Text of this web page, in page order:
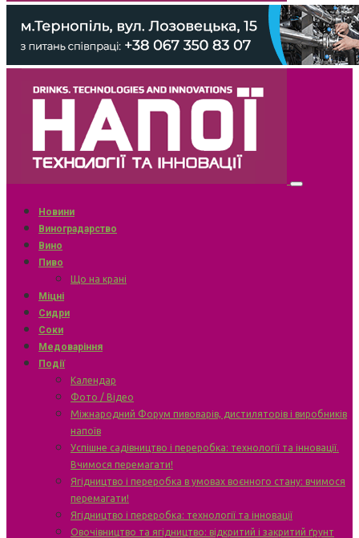
Новини
Виноградарство
Вино
Пиво
Що на крані
Міцні
Сидри
Соки
Медоваріння
Події
Календар
Фото / Відео
Міжнародний Форум пивоварів, дистиляторів і виробників
напоїв
Успішне садівництво і переробка: технології та інновації.
Вчимося перемагати!
Ягідництво і переробка в умовах воєнного стану: вчимося
перемагати!
Ягідництво і переробка: технології та інновації
Овочівництво та ягідництво: відкритий і закритий ґрунт